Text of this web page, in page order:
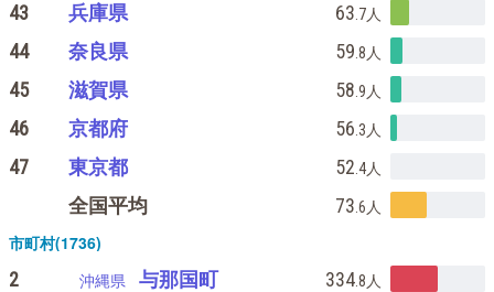
43 兵庫県 63 .7人
44 奈良県 59 .8 人
45 滋賀県 58 .9 人
46 京都府 56 .3 人
47 東京都 52 .4人
全国平均 73 .6 人
市町村(1736)
2 沖縄県 与那国町 334.8 人